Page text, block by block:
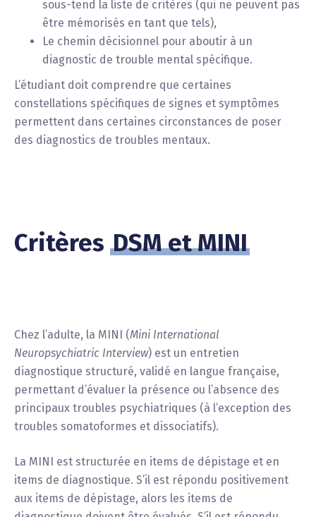
sous-tend la liste de critères (qui ne peuvent pas
être mémorisés en tant que tels),
Le chemin décisionnel pour aboutir à un
diagnostic de trouble mental spécifique.
L’étudiant doit comprendre que certaines
constellations spécifiques de signes et symptômes
permettent dans certaines circonstances de poser
des diagnostics de troubles mentaux.
Critères DSM et MINI
Chez l’adulte, la MINI (Mini International
Neuropsychiatric Interview) est un entretien
diagnostique structuré, validé en langue française,
permettant d’évaluer la présence ou l’absence des
principaux troubles psychiatriques (à l’exception des
troubles somatoformes et dissociatifs).
La MINI est structurée en items de dépistage et en
items de diagnostique. S’il est répondu positivement
aux items de dépistage, alors les items de